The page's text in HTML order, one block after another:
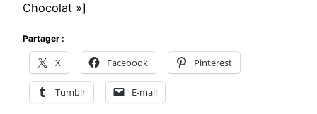
Chocolat »]
Partager :
X Facebook Pinterest
Tumblr E-mail